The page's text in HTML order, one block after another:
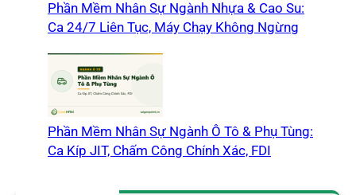
Phần Mềm Nhân Sự Ngành Nhựa & Cao Su:
Ca 24/7 Liên Tục, Máy Chạy Không Ngừng
Phần Mềm Nhân Sự Ngành Ô Tô & Phụ Tùng:
Ca Kíp JIT, Chấm Công Chính Xác, FDI